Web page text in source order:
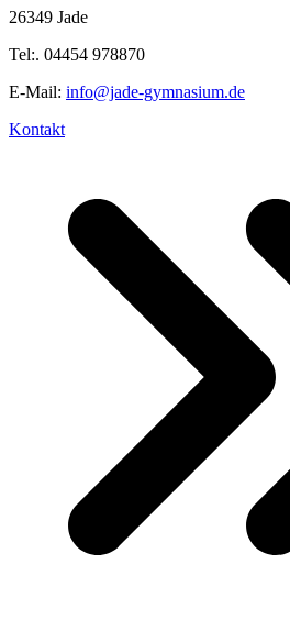
26349 Jade
Tel:. 04454 978870
E-Mail: info@jade-gymnasium.de
Kontakt